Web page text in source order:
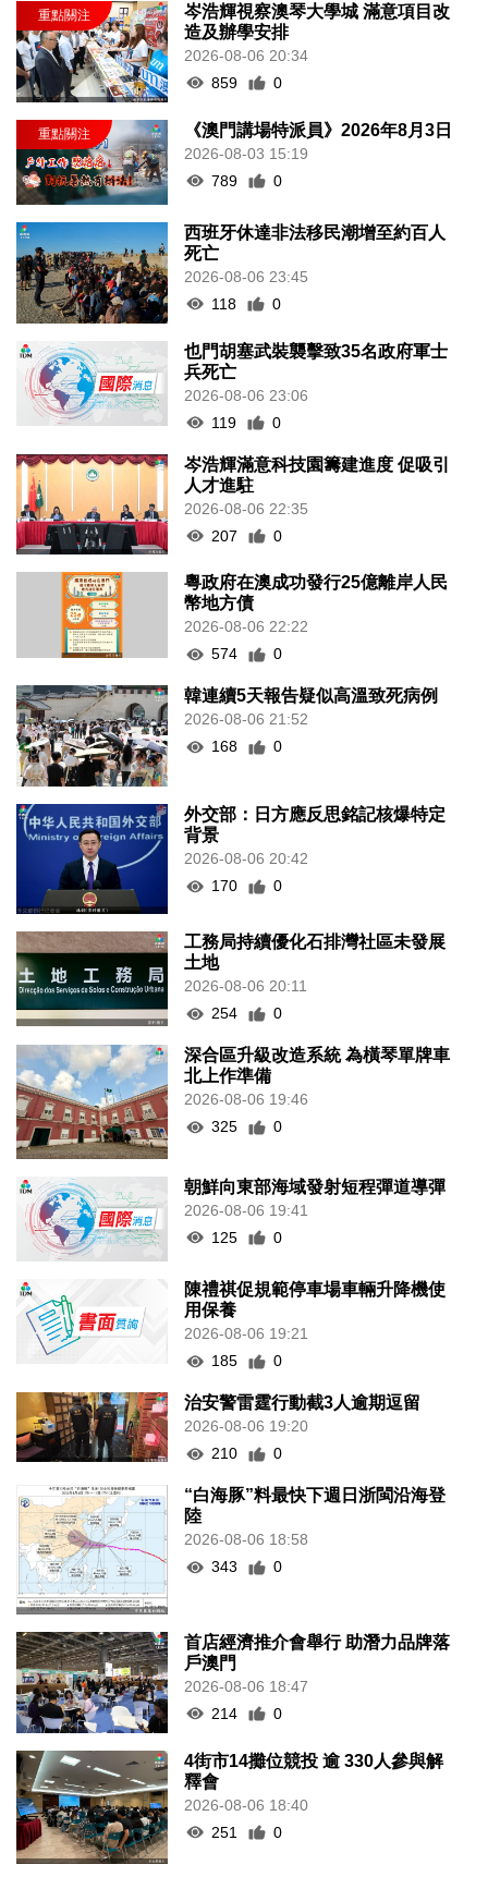
岑浩輝視察澳琴大學城 滿意項目改
造及辦學安排
2026-08-06 20:34
859
0
《澳門講場特派員》2026年8月3日
2026-08-03 15:19
789
0
西班牙休達非法移民潮增至約百人
死亡
2026-08-06 23:45
118
0
也門胡塞武裝襲擊致35名政府軍士
兵死亡
2026-08-06 23:06
119
0
岑浩輝滿意科技園籌建進度 促吸引
人才進駐
2026-08-06 22:35
207
0
粵政府在澳成功發行25億離岸人民
幣地方債
2026-08-06 22:22
574
0
韓連續5天報告疑似高溫致死病例
2026-08-06 21:52
168
0
外交部：日方應反思銘記核爆特定
背景
2026-08-06 20:42
170
0
工務局持續優化石排灣社區未發展
土地
2026-08-06 20:11
254
0
深合區升級改造系統 為橫琴單牌車
北上作準備
2026-08-06 19:46
325
0
朝鮮向東部海域發射短程彈道導彈
2026-08-06 19:41
125
0
陳禮祺促規範停車場車輛升降機使
用保養
2026-08-06 19:21
185
0
治安警雷霆行動截3人逾期逗留
2026-08-06 19:20
210
0
“白海豚”料最快下週日浙閩沿海登
陸
2026-08-06 18:58
343
0
首店經濟推介會舉行 助潛力品牌落
戶澳門
2026-08-06 18:47
214
0
4街市14攤位競投 逾 330人參與解
釋會
2026-08-06 18:40
251
0